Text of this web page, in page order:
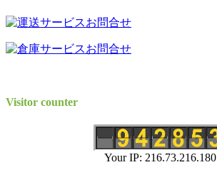
Visitor counter
Your IP: 216.73.216.180